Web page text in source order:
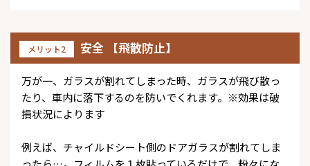
メリット2 安全 【飛散防止】
万が一、ガラスが割れてしまった時、ガラスが飛び散っ
たり、車内に落下するのを防いでくれます。※効果は破
損状況によります
例えば、チャイルドシート側のドアガラスが割れてしま